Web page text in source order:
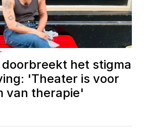
het stigma
'Theater is voor
van therapie'